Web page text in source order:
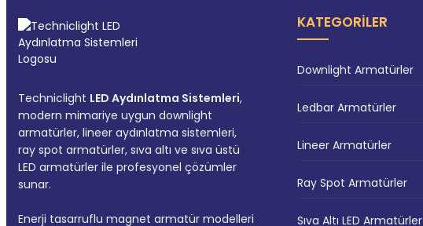
Techniclight LED Aydınlatma Sistemleri,
modern mimariye uygun downlight
armatürler, lineer aydınlatma sistemleri,
ray spot armatürler, sıva altı ve sıva üstü
LED armatürler ile profesyonel çözümler
sunar.
Enerji tasarruflu magnet armatür modelleri
KATEGORILER
Downlight Armatürler
Ledbar Armatürler
Lineer Armatürler
Ray Spot Armatürler
Sıva Altı LED Armatürler